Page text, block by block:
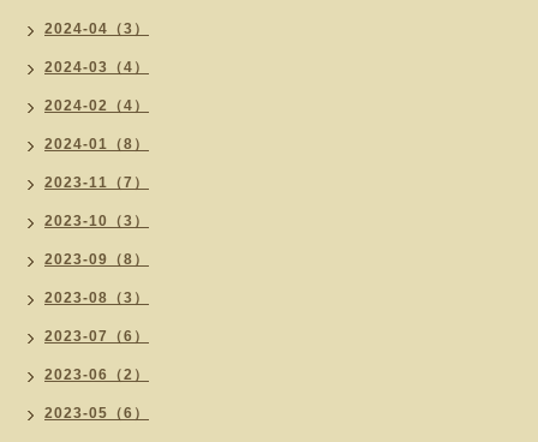
2024-04（3）
2024-03（4）
2024-02（4）
2024-01（8）
2023-11（7）
2023-10（3）
2023-09（8）
2023-08（3）
2023-07（6）
2023-06（2）
2023-05（6）